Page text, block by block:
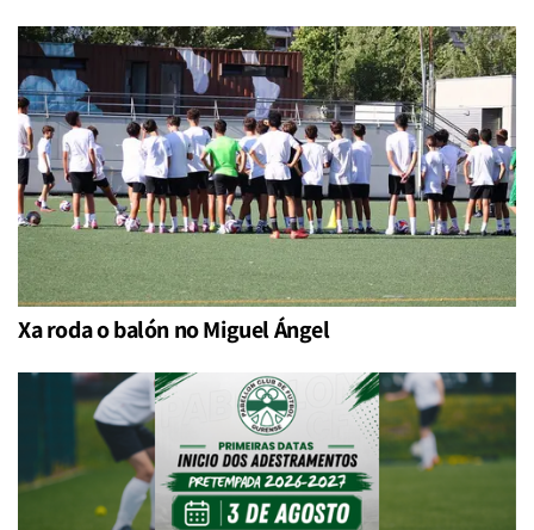
Xa roda o balón no Miguel Ángel